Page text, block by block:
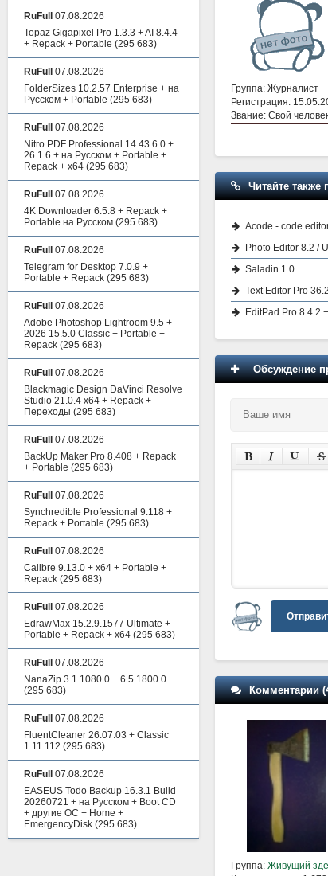
Группа: Журналист
Регистрация:
Звание: Свой
Читайте также
Acode - code
Photo Editor 8.2 /
Saladin 1.0
Text Editor Pro
EditPad Pro 8.4.2
Обсуждение
Комментарии
Группа: Живущий
RuFull
07.08.2026
Topaz Gigapixel Pro 1.3.3 + AI 8.4.4
+ Repack + Portable (295 683)
RuFull
07.08.2026
FolderSizes 10.2.57 Enterprise + на
Русском + Portable (295 683)
RuFull
07.08.2026
Nitro PDF Professional 14.43.6.0 +
26.1.6 + на Русском + Portable +
Repack + x64 (295 683)
RuFull
07.08.2026
4K Downloader 6.5.8 + Repack +
Portable на Русском (295 683)
RuFull
07.08.2026
Telegram for Desktop 7.0.9 +
Portable + Repack (295 683)
RuFull
07.08.2026
Adobe Photoshop Lightroom 9.5 +
2026 15.5.0 Classic + Portable +
Repack (295 683)
RuFull
07.08.2026
Blackmagic Design DaVinci Resolve
Studio 21.0.4 x64 + Repack +
Переходы (295 683)
RuFull
07.08.2026
BackUp Maker Pro 8.408 + Repack
+ Portable (295 683)
RuFull
07.08.2026
Synchredible Professional 9.118 +
Repack + Portable (295 683)
RuFull
07.08.2026
Calibre 9.13.0 + x64 + Portable +
Repack (295 683)
RuFull
07.08.2026
EdrawMax 15.2.9.1577 Ultimate +
Portable + Repack + x64 (295 683)
RuFull
07.08.2026
NanaZip 3.1.1080.0 + 6.5.1800.0
(295 683)
RuFull
07.08.2026
FluentCleaner 26.07.03 + Classic
1.11.112 (295 683)
RuFull
07.08.2026
EASEUS Todo Backup 16.3.1 Build
20260721 + на Русском + Boot CD
+ другие ОС + Home +
EmergencyDisk (295 683)